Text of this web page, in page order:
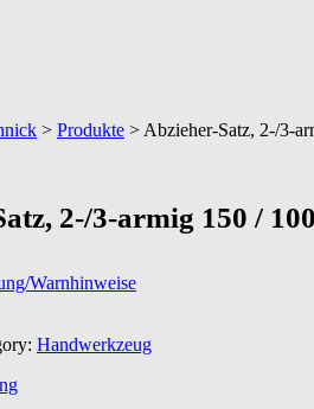
> Produkte > Abzieher-Satz, 2-/3-
2-/3-armig 150 /
Warnhinweise
Handwerkzeug